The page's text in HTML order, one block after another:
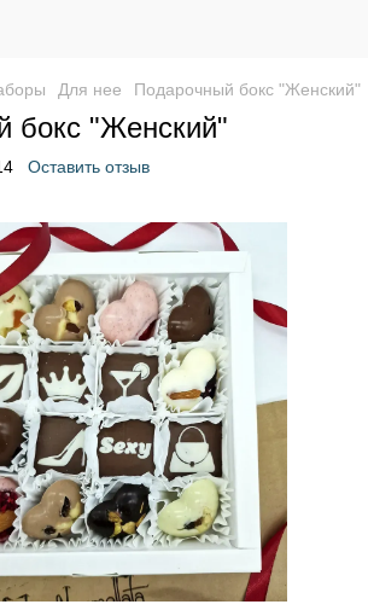
Для нее Подарочный бокс "Женский"
бокс "Женский"
Оставить отзыв